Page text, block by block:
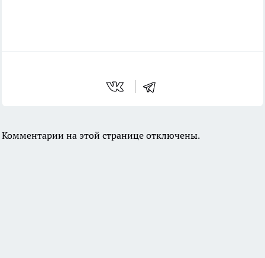
Комментарии на этой странице отключены.